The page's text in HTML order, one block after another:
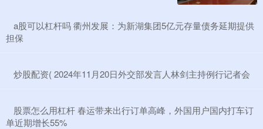
​a股可以杠杆吗 衢州发展：为新湖集团5亿元存量债务延期提供
担保
​炒股配资( 2024年11月20日外交部发言人林剑主持例行记者会
​股票怎么用杠杆 春运带来出行订单高峰，外国用户国内打车订
单近期增长55%